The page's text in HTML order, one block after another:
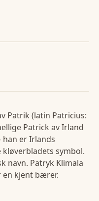
Patrik (latin Patricius:
Patrick av Irland
er Irlands
symbol.
navn. Patryk Klimala
en kjent bærer.